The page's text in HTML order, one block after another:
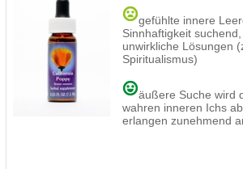
gefühlte innere
Sinnhaftigkeit
unwirkliche Lösungen
Spiritualismus)
äußere Suche wird
wahren inneren Ichs
erlangen zunehmend